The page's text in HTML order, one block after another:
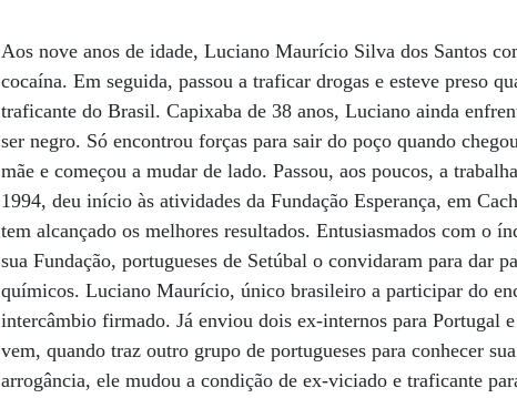
Aos nove anos de idade, Luciano Maurício Silva dos Santos
cocaína. Em seguida, passou a traficar drogas e esteve preso
traficante do Brasil. Capixaba de 38 anos, Luciano ainda
ser negro. Só encontrou forças para sair do poço quando
mãe e começou a mudar de lado. Passou, aos poucos, a
1994, deu início às atividades da Fundação Esperança, em
tem alcançado os melhores resultados. Entusiasmados com o
sua Fundação, portugueses de Setúbal o convidaram para dar
químicos. Luciano Maurício, único brasileiro a participar do
intercâmbio firmado. Já enviou dois ex-internos para Portugal
vem, quando traz outro grupo de portugueses para conhecer
arrogância, ele mudou a condição de ex-viciado e traficante